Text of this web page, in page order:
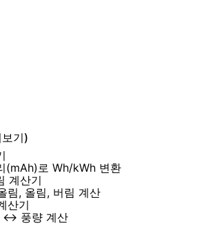
기)
(mAh)로 Wh/kWh 변환
계산기
림, 올림, 버림 계산
산기
↔ 풍량 계산